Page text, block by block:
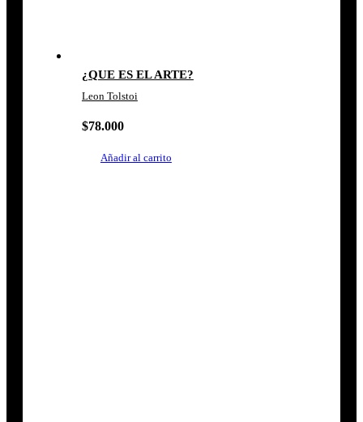
¿QUE ES EL ARTE?
Leon Tolstoi
$78.000
Añadir al carrito